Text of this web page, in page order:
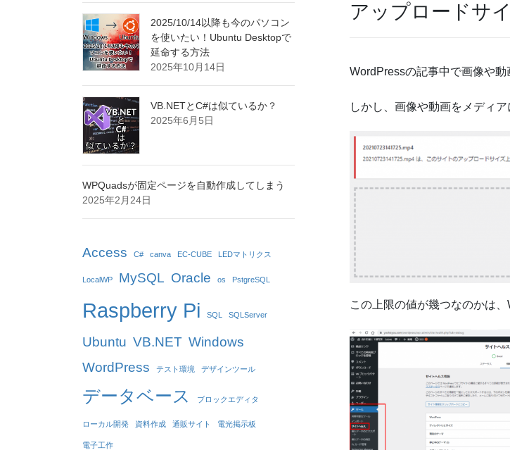
アップロードサ
WordPressの記事中で画像や動
しかし、画像や動画をメディ
この上限の値が幾つなのかは
2025/10/14以降も今のパソコン
を使いたい！Ubuntu Desktopで
延命する方法
2025年10月14日
VB.NETとC#は似ているか？
2025年6月5日
WPQuadsが固定ページを自動作成してしまう
2025年2月24日
Access C# canva EC-CUBE LEDマトリクス
LocalWP MySQL Oracle os PstgreSQL
Raspberry Pi SQL SQLServer
Ubuntu VB.NET Windows
WordPress
テスト環境 デザインツール
データベース ブロックエディタ
ローカル開発 資料作成 通販サイト 電光掲示板
電子工作